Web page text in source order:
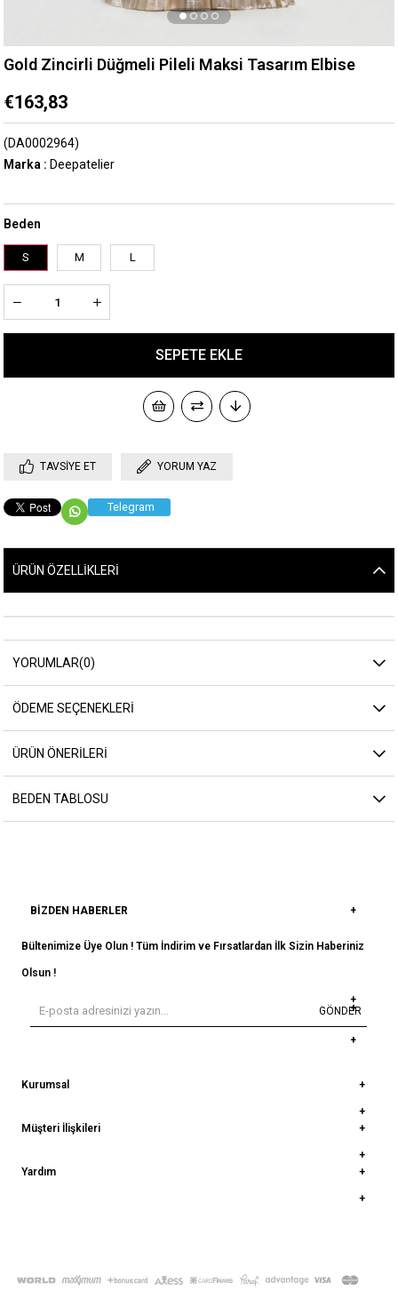
Gold Zincirli Düğmeli Pileli Maksi Tasarım Elbise
€163,83
(DA0002964)
Marka : Deepatelier
Beden
S M L
TAVSIYE ET YORUM YAZ
Telegram
ÜRÜN ÖZELLIKLERI
YORUMLAR(0)
ÖDEME SEÇENEKLERI
ÜRÜN ÖNERILERI
BEDEN TABLOSU
BIZDEN HABERLER
Bültenimize Üye Olun ! Tüm İndirim ve Fırsatlardan İlk Sizin Haberiniz
Olsun !
GÖNDER
Kurumsal
Müşteri İlişkileri
Yardım